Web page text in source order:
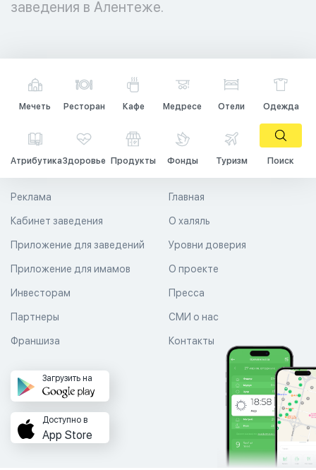
заведения в Алентеже.
Мечеть Ресторан Кафе Медресе Отели Одежда
АтрибутикаЗдоровье Продукты Фонды Туризм Поиск
Главная
О халяль
Уровни доверия
Реклама
Кабинет заведения
Приложение для заведений
Приложение для имамов О проекте
Пресса
СМИ о нас
Контакты
Инвесторам
Партнеры
Франшиза
Загрузить на
Доступно в
App Store